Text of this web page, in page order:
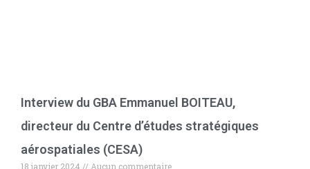
Interview du GBA Emmanuel BOITEAU,
directeur du Centre d’études stratégiques
aérospatiales (CESA)
18 janvier 2024
Aucun commentaire